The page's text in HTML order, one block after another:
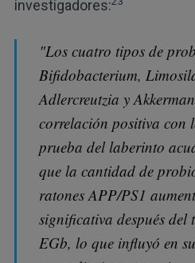
investigadores:
"Los cuatro tipos de
Bifidobacterium,
Adlercreutzia y
correlación positiva con
prueba del laberinto
que la cantidad de
ratones APP/PS1
significativa después del
EGb, lo que influyó en